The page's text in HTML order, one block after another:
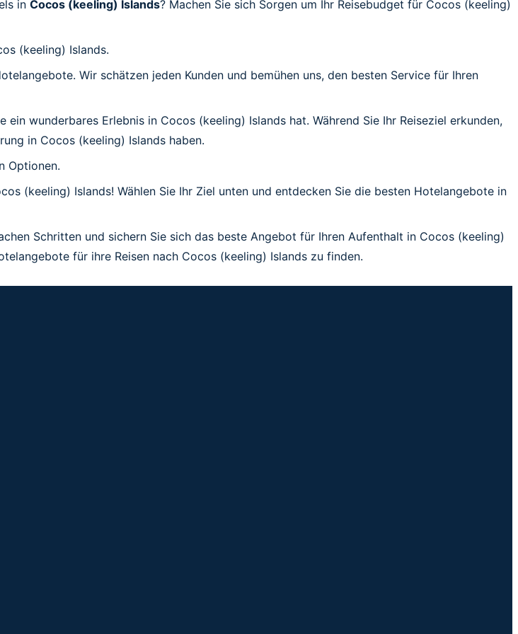
in Cocos (keeling) Islands? Machen Sie sich Sorgen um Ihr Reisebudget für Cocos (keeling)
(keeling) Islands.
Wir schätzen jeden Kunden und bemühen uns, den besten Service für Ihren
wunderbares Erlebnis in Cocos (keeling) Islands hat. Während Sie Ihr Reiseziel erkunden,
in Cocos (keeling) Islands haben.
Optionen.
(keeling) Islands! Wählen Sie Ihr Ziel unten und entdecken Sie die besten Hotelangebote in
Schritten und sichern Sie sich das beste Angebot für Ihren Aufenthalt in Cocos (keeling)
für ihre Reisen nach Cocos (keeling) Islands zu finden.